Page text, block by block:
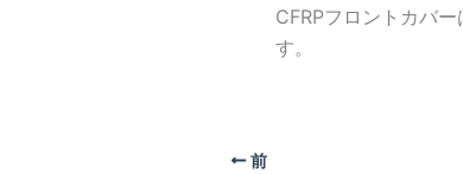
CFRPフロントカバ
す。
前